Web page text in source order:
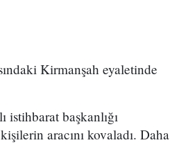
Kirmanşah eyaletinde
istihbarat başkanlığı
aracını kovaladı. Daha